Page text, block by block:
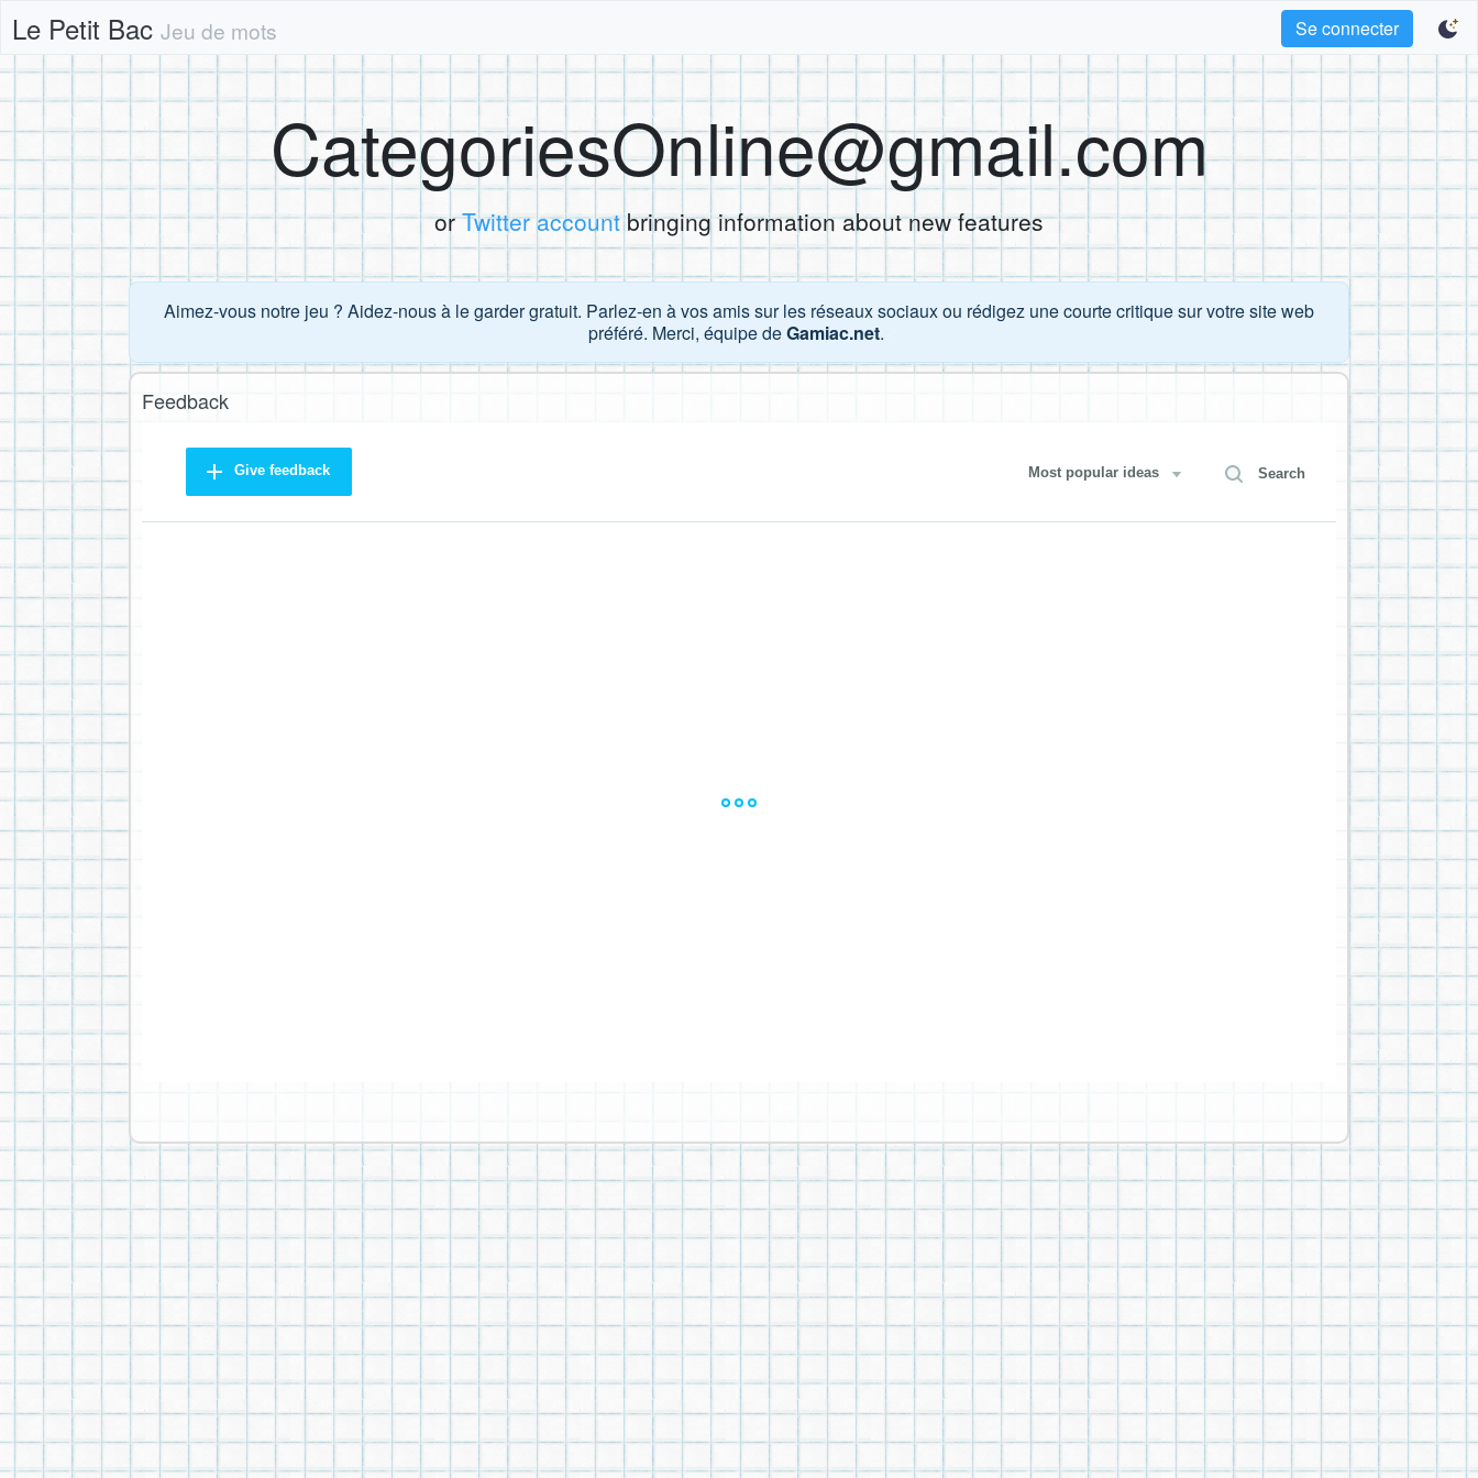
Le Petit Bac Jeu de mots Se connecter
CategoriesOnline@gmail.com
orTwitter accountbringing information about new features
Aimez-vous notre jeu ? Aidez-nous à le garder gratuit. Parlez-en à vos amis sur les réseaux sociaux ou rédigez une courte critique sur votre site web
préféré. Merci, équipe deGamiac.net.
Feedback